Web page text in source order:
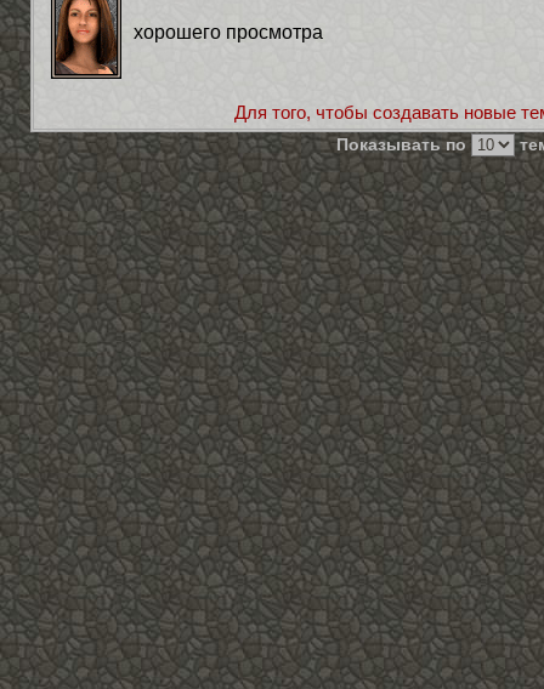
хорошего просмотра
Для того, чтобы создавать новые
Показывать по